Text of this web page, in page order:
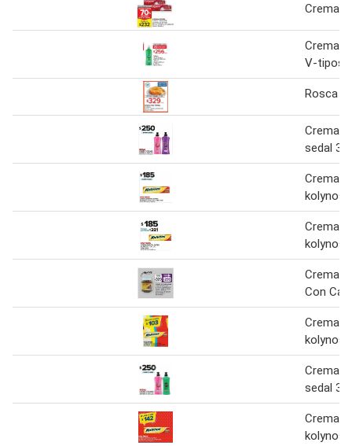
Crema
Crema
V-tipos
Rosca
Crema
sedal
Crema
kolynos
Crema
kolynos
Crema
Con
Crema
kolynos
Crema
sedal
Crema
kolynos